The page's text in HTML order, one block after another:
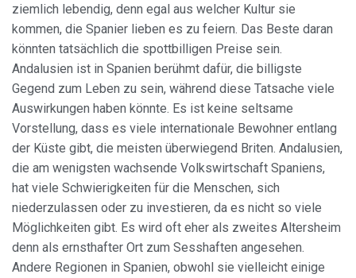
ziemlich lebendig, denn egal aus welcher Kultur sie
kommen, die Spanier lieben es zu feiern. Das Beste daran
könnten tatsächlich die spottbilligen Preise sein.
Andalusien ist in Spanien berühmt dafür, die billigste
Gegend zum Leben zu sein, während diese Tatsache viele
Auswirkungen haben könnte. Es ist keine seltsame
Vorstellung, dass es viele internationale Bewohner entlang
der Küste gibt, die meisten überwiegend Briten. Andalusien,
die am wenigsten wachsende Volkswirtschaft Spaniens,
hat viele Schwierigkeiten für die Menschen, sich
niederzulassen oder zu investieren, da es nicht so viele
Möglichkeiten gibt. Es wird oft eher als zweites Altersheim
denn als ernsthafter Ort zum Sesshaften angesehen.
Andere Regionen in Spanien, obwohl sie vielleicht einige